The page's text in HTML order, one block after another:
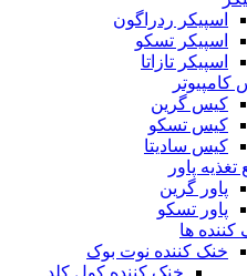
اسپیکر ردراگون
اسپیکر تسکو
اسپیکر تازاتا
کیس گرین
کیس تسکو
کیس سادیتا
تغذیه‌ پاور
پاور گرین
پاور تسکو
کننده ها
خنک کننده نوت بوک
خنک کننده کول کلد